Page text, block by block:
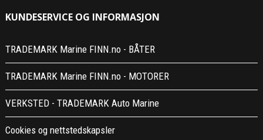
KUNDESERVICE OG INFORMASJON
TRADEMARK Marine FINN.no - BÅTER
TRADEMARK Marine FINN.no - MOTORER
VERKSTED - TRADEMARK Auto Marine
Cookies og nettstedskapsler